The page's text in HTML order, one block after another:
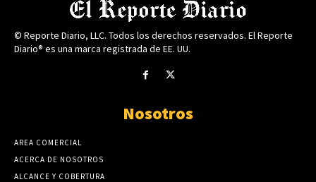
© Reporte Diario, LLC. Todos los derechos reservados. El Reporte
Diario® es una marca registrada de EE. UU.
Nosotros
AREA COMERCIAL
ACERCA DE NOSOTROS
ALCANCE Y COBERTURA